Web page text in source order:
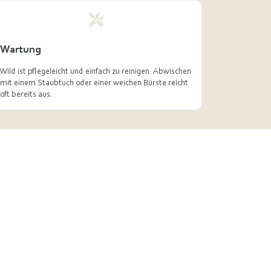
Wartung
Wild ist pflegeleicht und einfach zu reinigen. Abwischen
mit einem Staubtuch oder einer weichen Bürste reicht
oft bereits aus.